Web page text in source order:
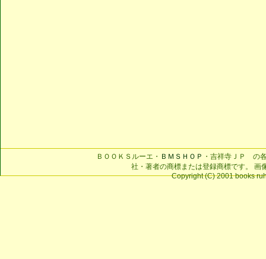
ＢＯＯＫＳルーエ・ ＢＭＳＨＯＰ ・吉祥寺ＪＰ の
社・著者の商標または登録商標です。 画
Copyright (C) 2001 books